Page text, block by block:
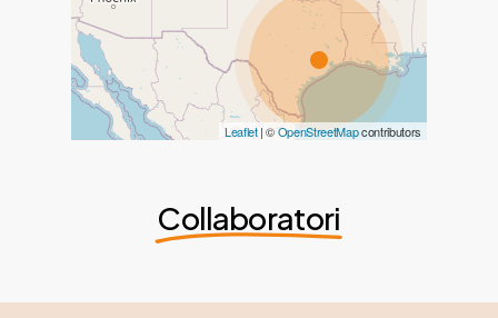
Leaflet| ©OpenStreetMapcontributors
Collaboratori